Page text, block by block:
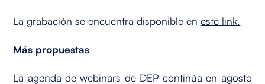
La grabación se encuentra disponible eneste link.
Más propuestas
La agenda de webinars de DEP continúa en agosto